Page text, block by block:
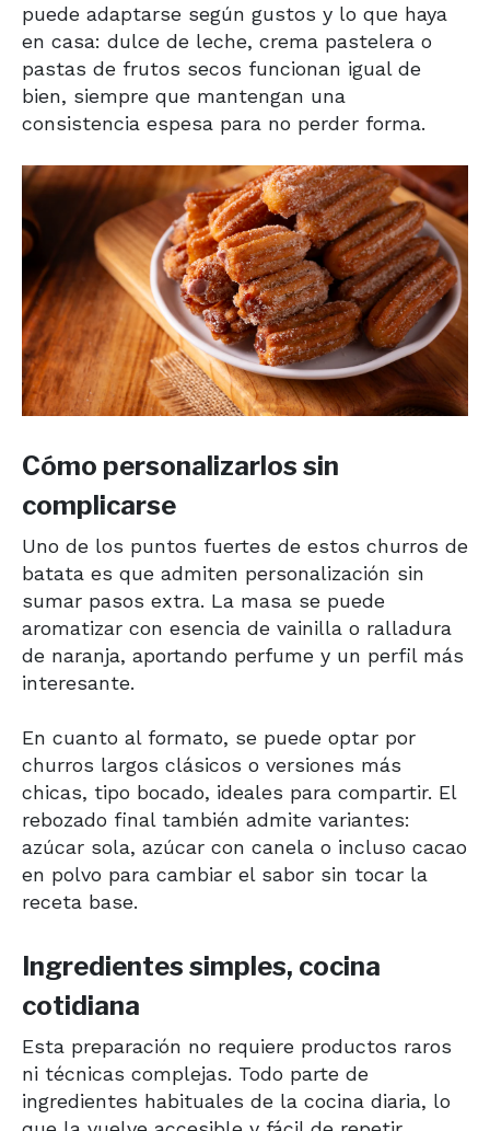
puede adaptarse según gustos y lo que haya
en casa: dulce de leche, crema pastelera o
pastas de frutos secos funcionan igual de
bien, siempre que mantengan una
consistencia espesa para no perder forma.
Cómo personalizarlos sin
complicarse
Uno de los puntos fuertes de estos churros de
batata es que admiten personalización sin
sumar pasos extra. La masa se puede
aromatizar con esencia de vainilla o ralladura
de naranja, aportando perfume y un perfil más
interesante.
En cuanto al formato, se puede optar por
churros largos clásicos o versiones más
chicas, tipo bocado, ideales para compartir. El
rebozado final también admite variantes:
azúcar sola, azúcar con canela o incluso cacao
en polvo para cambiar el sabor sin tocar la
receta base.
Ingredientes simples, cocina
cotidiana
Esta preparación no requiere productos raros
ni técnicas complejas. Todo parte de
ingredientes habituales de la cocina diaria, lo